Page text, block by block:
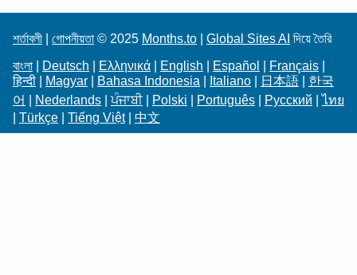
শর্তাবলী গোপনীয়তা © 2025 Months.to Global Sites AI দিয়ে তৈরি
বাংলা
Deutsch Ελληνικά English Español Français
हिन्दी
Magyar Bahasa Indonesia Italiano 日本語
한국
어
Nederlands |ਪੰਜਾਬੀ| Polski Português Русский |ไทย
Türkçe Tiếng Việt| 中文